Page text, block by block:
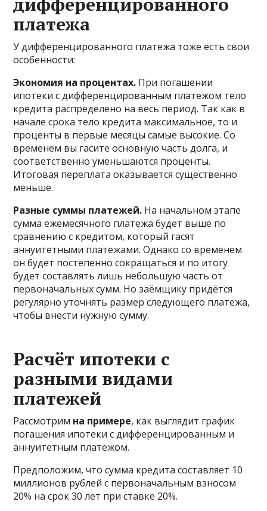
платежа
У дифференцированного платежа тоже есть свои
особенности:
Экономия на процентах. При погашении
ипотеки с дифференцированным платежом тело
кредита распределено на весь период. Так как в
начале срока тело кредита максимальное, то и
проценты в первые месяцы самые высокие. Со
временем вы гасите основную часть долга, и
соответственно уменьшаются проценты.
Итоговая переплата оказывается существенно
меньше.
Разные суммы платежей. На начальном этапе
сумма ежемесячного платежа будет выше по
сравнению с кредитом, который гасят
аннуитетными платежами. Однако со временем
он будет постепенно сокращаться и по итогу
будет составлять лишь небольшую часть от
первоначальных сумм. Но заёмщику придётся
регулярно уточнять размер следующего платежа,
чтобы внести нужную сумму.
Расчёт ипотеки с
разными видами
платежей
Рассмотрим на примере, как выглядит график
погашения ипотеки с дифференцированным и
аннуитетным платежом.
Предположим, что сумма кредита составляет 10
миллионов рублей с первоначальным взносом
20% на срок 30 лет при ставке 20%.